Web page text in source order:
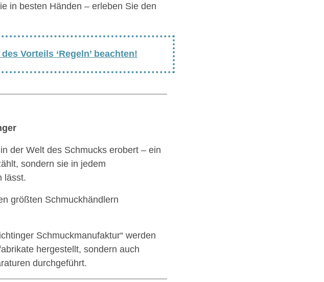
in besten Händen – erleben Sie den
Vorteils ‘Regeln’ beachten!
der Welt des Schmucks erobert – ein
sondern sie in jedem
lässt.
größten Schmuckhändlern
Schmuckmanufaktur“ werden
hergestellt, sondern auch
durchgeführt.